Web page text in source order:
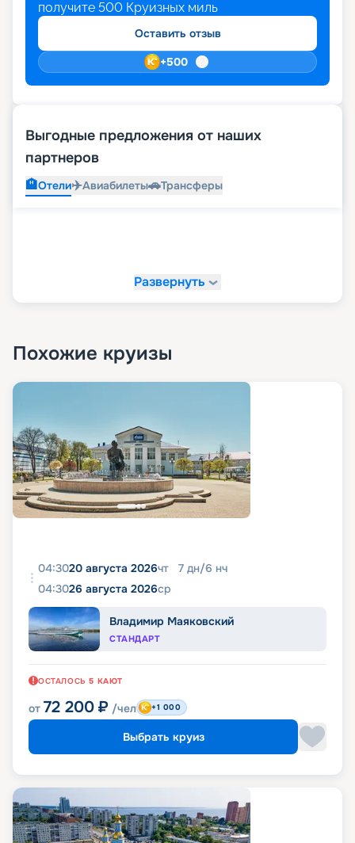
получите 500 Круизных миль
Оставить отзыв
+500
Выгодные предложения от наших
партнеров
🏨Отели✈️Авиабилеты🚗Трансферы
Развернуть
Похожие круизы
04:3020 августа 2026чт 7 дн/6 нч
04:3026 августа 2026ср
Владимир Маяковский
СТАНДАРТ
ОСТАЛОСЬ 5 КАЮТ
от 72 200 ₽ /чел +1 000
Выбрать круиз